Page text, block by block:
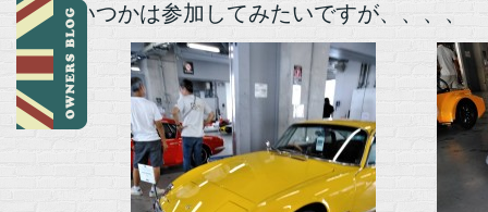
いつかは参加してみたいですが、、、、